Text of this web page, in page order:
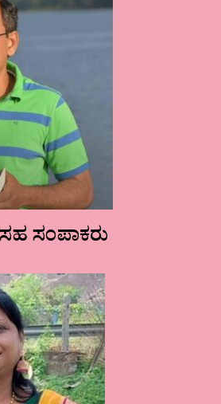
ಸಂಪಾಕರು